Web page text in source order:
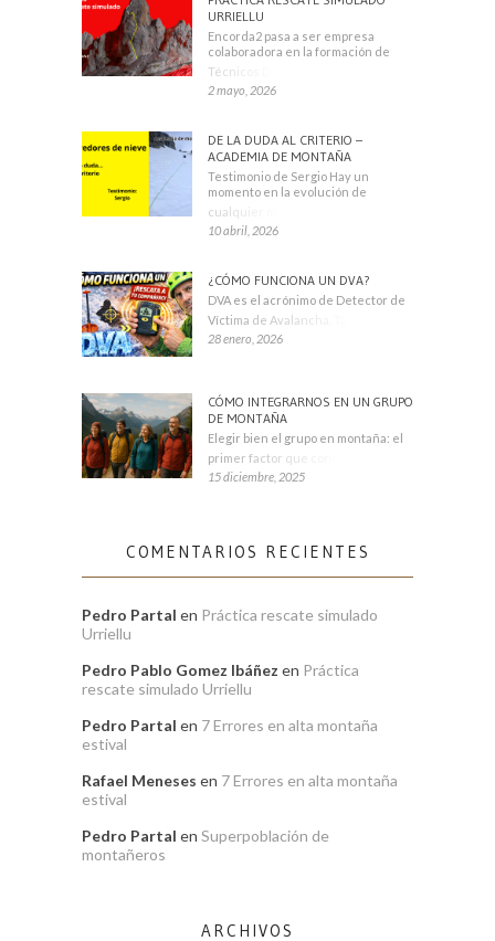
URRIELLU
Encorda2 pasa a ser empresa
colaboradora en la formación de
Técnicos Deportivos
2 mayo, 2026
DE LA DUDA AL CRITERIO –
ACADEMIA DE MONTAÑA
Testimonio de Sergio Hay un
momento en la evolución de
cualquier montañero
10 abril, 2026
¿CÓMO FUNCIONA UN DVA?
DVA es el acrónimo de Detector de
Víctima de Avalancha. También se
28 enero, 2026
CÓMO INTEGRARNOS EN UN GRUPO
DE MONTAÑA
Elegir bien el grupo en montaña: el
primer factor que condiciona tu
15 diciembre, 2025
COMENTARIOS RECIENTES
Pedro Partal en Práctica rescate simulado
Urriellu
Pedro Pablo Gomez Ibáñez en Práctica
rescate simulado Urriellu
Pedro Partal en 7 Errores en alta montaña
estival
Rafael Meneses en 7 Errores en alta montaña
estival
Pedro Partal en Superpoblación de
montañeros
ARCHIVOS